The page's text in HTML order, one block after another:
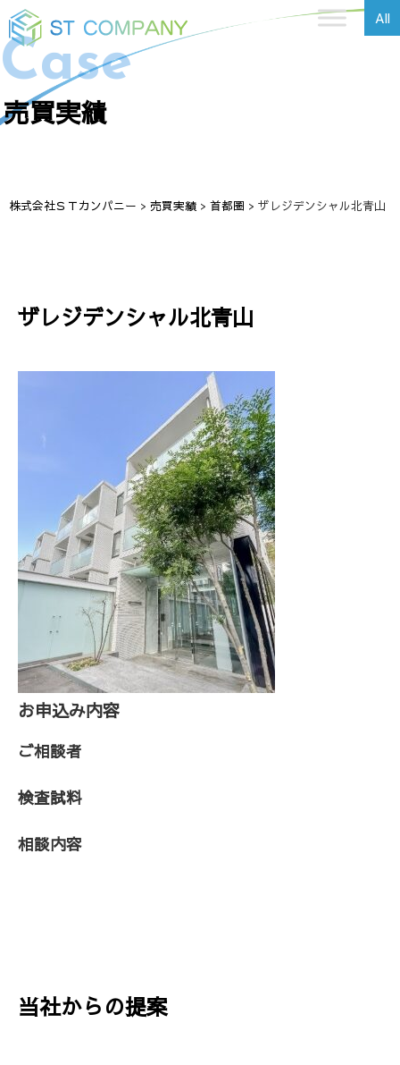
All
Case
売買実績
株式会社ＳＴカンパニー > 売買実績 > 首都圏 > ザレジデンシャル北青山
ザレジデンシャル北青山
お申込み内容
ご相談者
検査試料
相談内容
当社からの提案